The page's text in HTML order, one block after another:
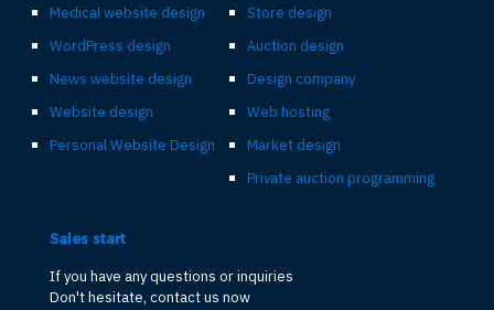
Store design
Auction design
Design company
Web hosting
Market design
Private auction programming
Medical website design
WordPress design
News website design
Website design
Personal Website Design
Sales start
If you have any questions or inquiries
Don't hesitate, contact us now